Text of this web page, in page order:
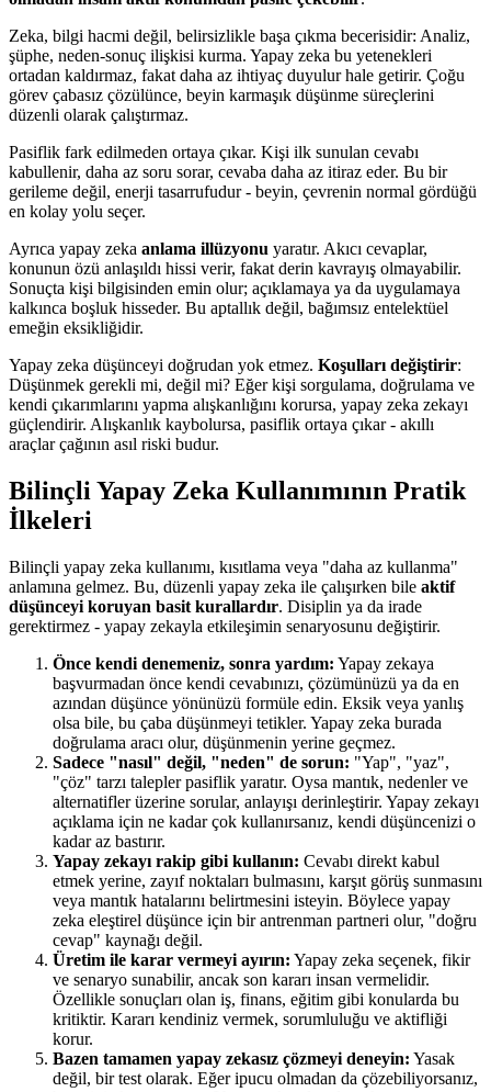
Zeka, bilgi hacmi değil, belirsizlikle başa çıkma becerisidir: Analiz,
şüphe, neden-sonuç ilişkisi kurma. Yapay zeka bu yetenekleri
ortadan kaldırmaz, fakat daha az ihtiyaç duyulur hale getirir. Çoğu
görev çabasız çözülünce, beyin karmaşık düşünme süreçlerini
düzenli olarak çalıştırmaz.
Pasiflik fark edilmeden ortaya çıkar. Kişi ilk sunulan cevabı
kabullenir, daha az soru sorar, cevaba daha az itiraz eder. Bu bir
gerileme değil, enerji tasarrufudur - beyin, çevrenin normal gördüğü
en kolay yolu seçer.
Ayrıca yapay zeka anlama illüzyonu yaratır. Akıcı cevaplar,
konunun özü anlaşıldı hissi verir, fakat derin kavrayış olmayabilir.
Sonuçta kişi bilgisinden emin olur; açıklamaya ya da uygulamaya
kalkınca boşluk hisseder. Bu aptallık değil, bağımsız entelektüel
emeğin eksikliğidir.
Yapay zeka düşünceyi doğrudan yok etmez. Koşulları değiştirir:
Düşünmek gerekli mi, değil mi? Eğer kişi sorgulama, doğrulama ve
kendi çıkarımlarını yapma alışkanlığını korursa, yapay zeka zekayı
güçlendirir. Alışkanlık kaybolursa, pasiflik ortaya çıkar - akıllı
araçlar çağının asıl riski budur.
Bilinçli Yapay Zeka Kullanımının Pratik
İlkeleri
Bilinçli yapay zeka kullanımı, kısıtlama veya "daha az kullanma"
anlamına gelmez. Bu, düzenli yapay zeka ile çalışırken bile aktif
düşünceyi koruyan basit kurallardır. Disiplin ya da irade
gerektirmez - yapay zekayla etkileşimin senaryosunu değiştirir.
Önce kendi denemeniz, sonra yardım: Yapay zekaya
başvurmadan önce kendi cevabınızı, çözümünüzü ya da en
azından düşünce yönünüzü formüle edin. Eksik veya yanlış
olsa bile, bu çaba düşünmeyi tetikler. Yapay zeka burada
doğrulama aracı olur, düşünmenin yerine geçmez.
Sadece "nasıl" değil, "neden" de sorun: "Yap", "yaz",
"çöz" tarzı talepler pasiflik yaratır. Oysa mantık, nedenler ve
alternatifler üzerine sorular, anlayışı derinleştirir. Yapay zekayı
açıklama için ne kadar çok kullanırsanız, kendi düşüncenizi o
kadar az bastırır.
Yapay zekayı rakip gibi kullanın: Cevabı direkt kabul
etmek yerine, zayıf noktaları bulmasını, karşıt görüş sunmasını
veya mantık hatalarını belirtmesini isteyin. Böylece yapay
zeka eleştirel düşünce için bir antrenman partneri olur, "doğru
cevap" kaynağı değil.
Üretim ile karar vermeyi ayırın: Yapay zeka seçenek, fikir
ve senaryo sunabilir, ancak son kararı insan vermelidir.
Özellikle sonuçları olan iş, finans, eğitim gibi konularda bu
kritiktir. Kararı kendiniz vermek, sorumluluğu ve aktifliği
korur.
Bazen tamamen yapay zekasız çözmeyi deneyin: Yasak
değil, bir test olarak. Eğer ipucu olmadan da çözebiliyorsanız,